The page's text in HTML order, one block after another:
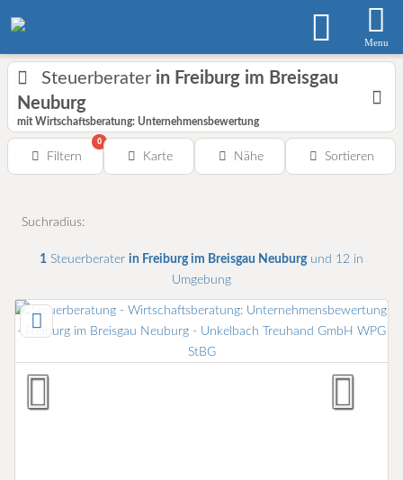
Menu
Steuerberater in Freiburg im Breisgau
Neuburg
mit Wirtschaftsberatung: Unternehmensbewertung
Filtern
0
Karte Nähe Sortieren
Suchradius:
1 Steuerberater in Freiburg im Breisgau Neuburgund 12 in
Umgebung